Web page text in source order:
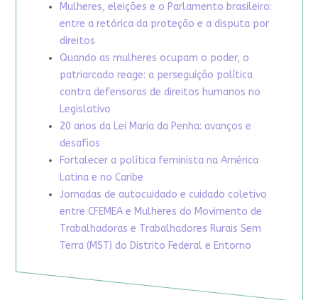
Mulheres, eleições e o Parlamento brasileiro:
entre a retórica da proteção e a disputa por
direitos
Quando as mulheres ocupam o poder, o
patriarcado reage: a perseguição política
contra defensoras de direitos humanos no
Legislativo
20 anos da Lei Maria da Penha: avanços e
desafios
Fortalecer a política feminista na América
Latina e no Caribe
Jornadas de autocuidado e cuidado coletivo
entre CFEMEA e Mulheres do Movimento de
Trabalhadoras e Trabalhadores Rurais Sem
Terra (MST) do Distrito Federal e Entorno